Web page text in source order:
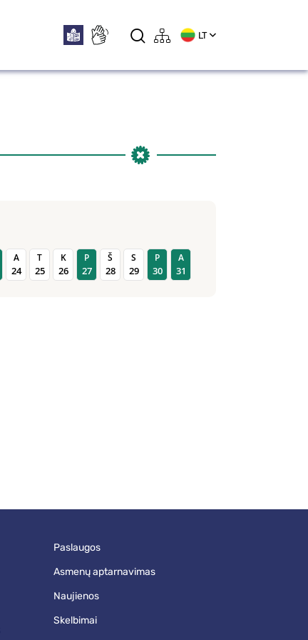
LT
A
24
T
25
K
26
P
27
Š
28
S
29
P
30
A
31
paslaugos
asmenų aptarnavimas
naujienos
skelbimai